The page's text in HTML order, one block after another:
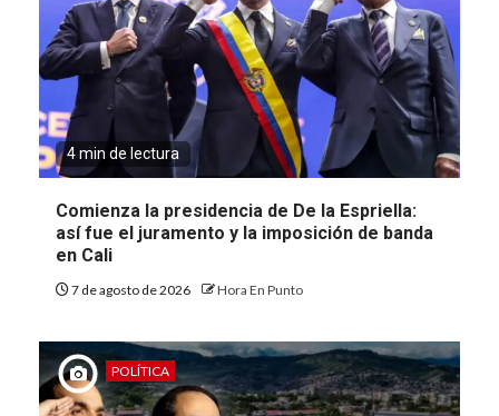
4 min de lectura
Comienza la presidencia de De la Espriella:
así fue el juramento y la imposición de banda
en Cali
7 de agosto de 2026 Hora En Punto
POLÍTICA